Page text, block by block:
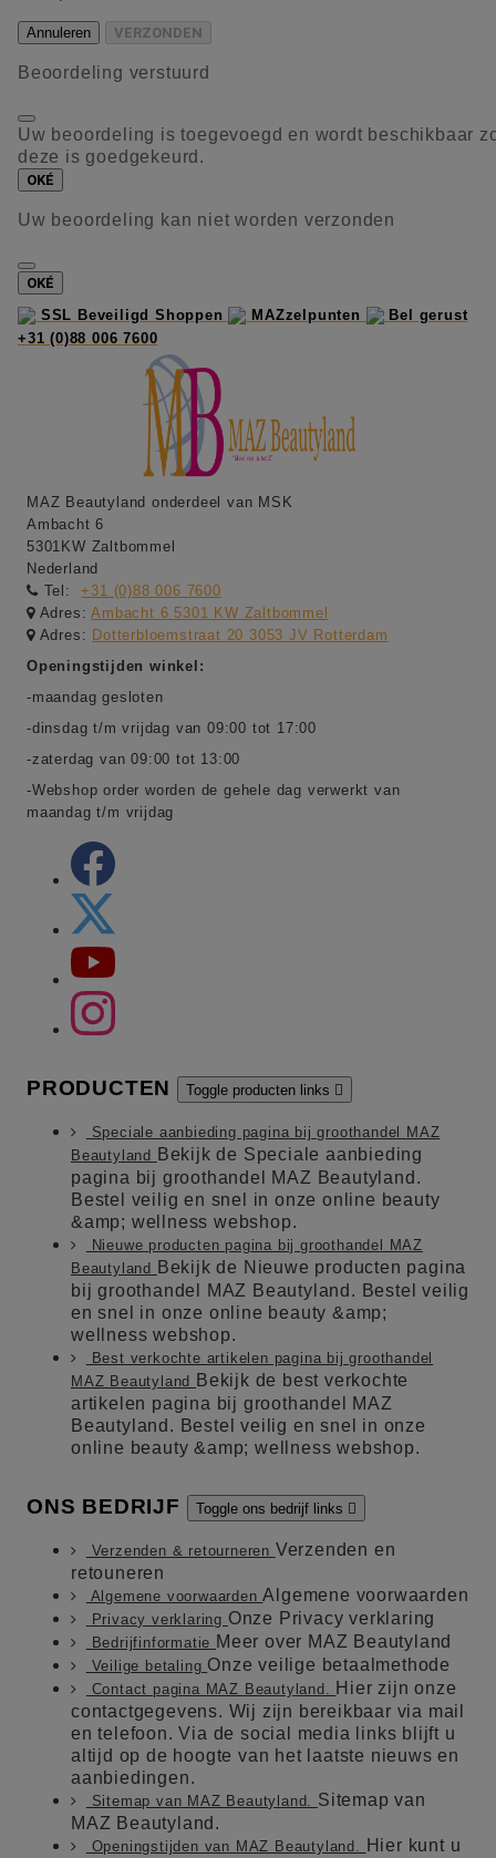
Annuleren VERZONDEN
Beoordeling verstuurd
Uw beoordeling is toegevoegd en wordt beschikbaar
deze is goedgekeurd.
OKÉ
Uw beoordeling kan niet worden verzonden
OKÉ
SSL Beveiligd Shoppen
MAZzelpunten
Bel gerust
+31 (0)88 006 7600
MAZ Beautyland onderdeel van MSK
Ambacht 6
5301KW Zaltbommel
Nederland
Tel:
+31 (0)88 006 7600
Adres:Ambacht 6 5301 KW Zaltbommel
Adres: Dotterbloemstraat 20 3053 JV Rotterdam
Openingstijden winkel:
-maandag gesloten
-dinsdag t/m vrijdag van 09:00 tot 17:00
-zaterdag van 09:00 tot 13:00
-Webshop order worden de gehele dag verwerkt van
maandag t/m vrijdag
PRODUCTEN Toggle producten links 
Speciale aanbieding pagina bij groothandel MAZ
Beautyland
Bekijk de Speciale aanbieding
pagina bij groothandel MAZ Beautyland.
Bestel veilig en snel in onze online beauty
&amp; wellness webshop.
Nieuwe producten pagina bij groothandel MAZ
Beautyland
Bekijk de Nieuwe producten pagina
bij groothandel MAZ Beautyland. Bestel veilig
en snel in onze online beauty &amp;
wellness webshop.
Best verkochte artikelen pagina bij groothandel
MAZ Beautyland
Bekijk de best verkochte
artikelen pagina bij groothandel MAZ
Beautyland. Bestel veilig en snel in onze
online beauty &amp; wellness webshop.
ONS BEDRIJF Toggle ons bedrijf links 
Verzenden & retourneren Verzenden en
retouneren
Algemene voorwaardenAlgemene voorwaarden
Privacy verklaring Onze Privacy verklaring
Bedrijfinformatie Meer over MAZ Beautyland
Veilige betaling Onze veilige betaalmethode
Contact pagina MAZ Beautyland. Hier zijn onze
contactgegevens. Wij zijn bereikbaar via mail
en telefoon. Via de social media links blijft u
altijd op de hoogte van het laatste nieuws en
aanbiedingen.
Sitemap van MAZ Beautyland. Sitemap van
MAZ Beautyland.
Openingstijden van MAZ Beautyland.
Hier kunt u